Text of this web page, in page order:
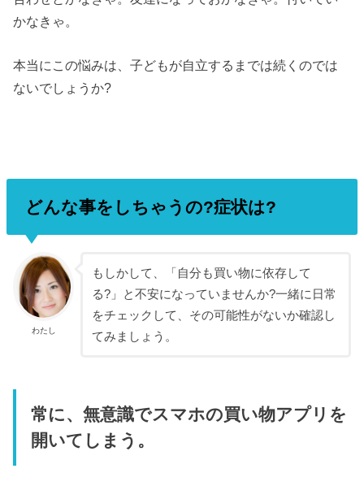
かなきゃ。
本当にこの悩みは、子どもが自立するまでは続くのでは
ないでしょうか?
どんな事をしちゃうの?症状は?
わたし
もしかして、「自分も買い物に依存して
る?」と不安になっていませんか?一緒に日常
をチェックして、その可能性がないか確認し
てみましょう。
常に、無意識でスマホの買い物アプリを
開いてしまう。